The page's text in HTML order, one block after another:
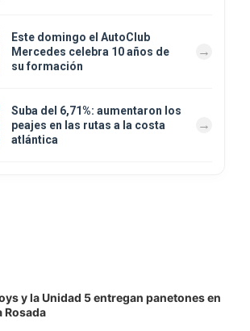
Este domingo el AutoClub
Mercedes celebra 10 años de
su formación
Suba del 6,71%: aumentaron los
peajes en las rutas a la costa
atlántica
y la Unidad 5 entregan panetones en
Rosada